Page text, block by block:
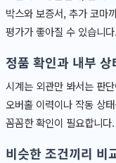
박스와 보증서, 추가 코마
평가가 좋아질 수 있습니다.
정품 확인과 내부 상
시계는 외관만 봐서는 판
오버홀 이력이나 작동 상
꼼꼼한 확인이 필요합니다.
비슷한 조건끼리 비